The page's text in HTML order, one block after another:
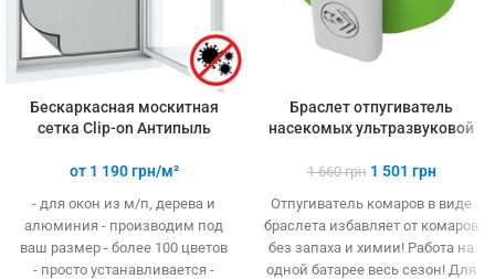
Бескаркасная москитная
сетка Clip-on Антипыль
от 1 190грн/м²
- для окон из м/п, дерева и
алюминия - производим под
ваш размер - более 100 цветов
- просто устанавливается -
Браслет отпугиватель
насекомых ультразвуковой
1 660грн 1 501 грн
Отпугиватель комаров в виде
браслета избавляет от комаров
без запаха и химии! Работа на
одной батарее весь сезон! Для